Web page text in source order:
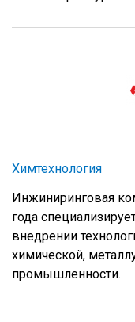
Химтехнология
Инжиниринговая
года
внедрении
химической,
промышленности.